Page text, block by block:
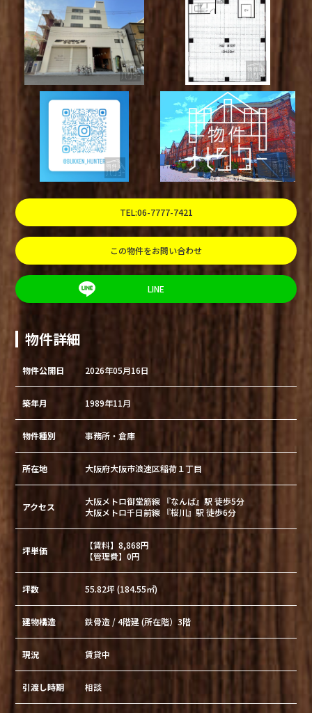
TEL:06-7777-7421
この物件をお問い合わせ
LINE
物件詳細
物件公開日 2026年05月16日
築年月 1989年11月
物件種別 事務所・倉庫
所在地 大阪府大阪市浪速区稲荷１丁目
アクセス
大阪メトロ御堂筋線 『なんば』駅 徒歩5分
大阪メトロ千日前線 『桜川』駅 徒歩6分
坪単価
【賃料】8,868円
【管理費】0円
坪数 55.82坪 (184.55㎡)
建物構造 鉄骨造 / 4階建 (所在階）3階
現況 賃貸中
引渡し時期 相談